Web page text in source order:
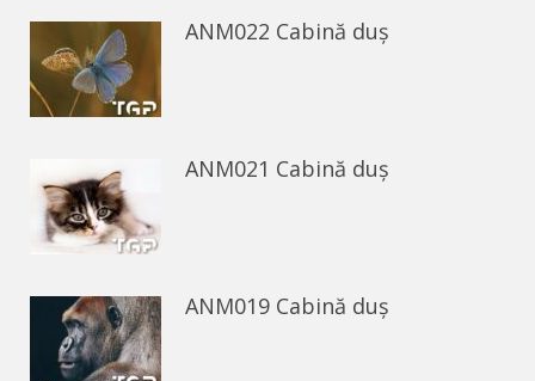
ANM022 Cabină duș
ANM021 Cabină duș
ANM019 Cabină duș